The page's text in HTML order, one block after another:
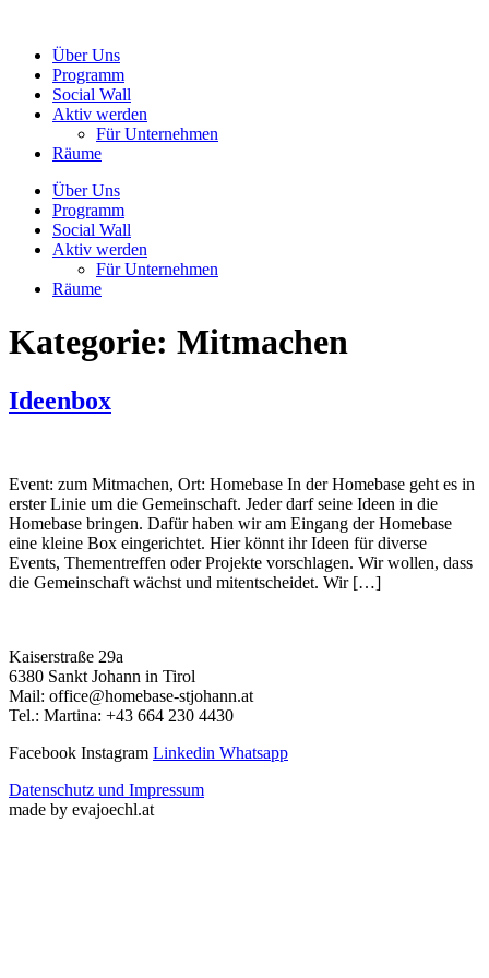
wechselnÜber Uns
Programm
Social Wall
Aktiv werden
Für Unternehmen
Räume
Über Uns
Programm
Social Wall
Aktiv werden
Für Unternehmen
Räume
Kategorie: Mitmachen
Ideenbox
Event: zum Mitmachen, Ort: Homebase In der Homebase geht es in
erster Linie um die Gemeinschaft. Jeder darf seine Ideen in die
Homebase bringen. Dafür haben wir am Eingang der Homebase
eine kleine Box eingerichtet. Hier könnt ihr Ideen für diverse
Events, Thementreffen oder Projekte vorschlagen. Wir wollen, dass
die Gemeinschaft wächst und mitentscheidet. Wir […]
Kaiserstraße 29a
6380 Sankt Johann in Tirol
Mail: office@homebase-stjohann.at
Tel.: Martina: +43 664 230 4430
Facebook Instagram Linkedin Whatsapp
Datenschutz und Impressum
made by evajoechl.at